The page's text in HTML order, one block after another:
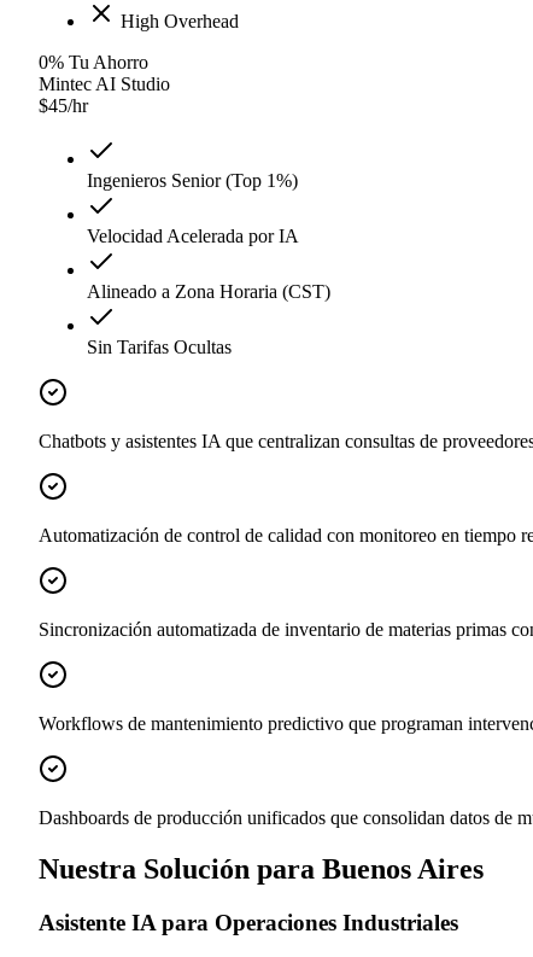
High Overhead
0% Tu Ahorro
Mintec AI Studio
$45/hr
Ingenieros Senior (Top 1%)
Velocidad Acelerada por IA
Alineado a Zona Horaria (CST)
Sin Tarifas Ocultas
Chatbots y asistentes IA que centralizan consultas de
Automatización de control de calidad con monitoreo en tiempo
Sincronización automatizada de inventario de materias primas
Workflows de mantenimiento predictivo que programan
Dashboards de producción unificados que consolidan datos de
Nuestra Solución para Buenos Aires
Asistente IA para Operaciones Industriales